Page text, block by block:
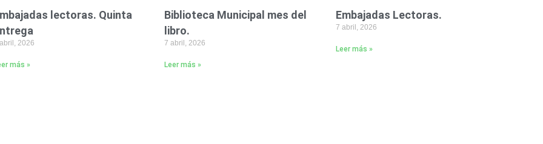
lectoras. Quinta
2026
más »
Biblioteca Municipal mes del
libro.
7 abril, 2026
Leer más »
Embajadas Lectoras.
7 abril, 2026
Leer más »